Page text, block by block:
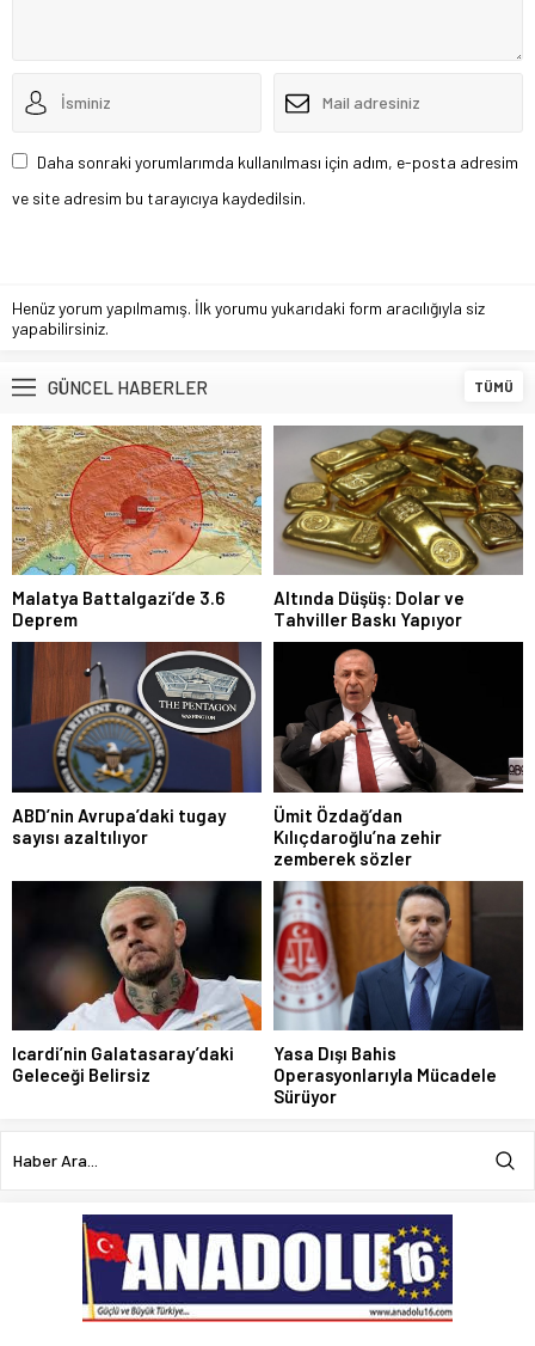
Daha sonraki yorumlarımda kullanılması için adım, e-posta adresim
ve site adresim bu tarayıcıya kaydedilsin.
Henüz yorum yapılmamış. İlk yorumu yukarıdaki form aracılığıyla siz
yapabilirsiniz.
GÜNCEL HABERLER TÜMÜ
Malatya Battalgazi’de 3.6
Deprem
Altında Düşüş: Dolar ve
Tahviller Baskı Yapıyor
ABD’nin Avrupa’daki tugay
sayısı azaltılıyor
Ümit Özdağ’dan
Kılıçdaroğlu’na zehir
zemberek sözler
Icardi’nin Galatasaray’daki
Geleceği Belirsiz
Yasa Dışı Bahis
Operasyonlarıyla Mücadele
Sürüyor